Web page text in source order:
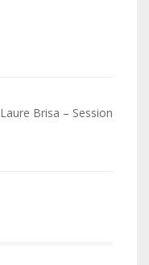
Laure Brisa – Session